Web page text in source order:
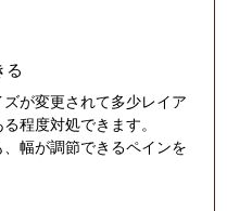
る
が変更されて多少レイア
程度対処できます。
幅が調節できるペインを